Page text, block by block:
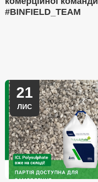
#BINFIELD_TEAM
21
ЛИС